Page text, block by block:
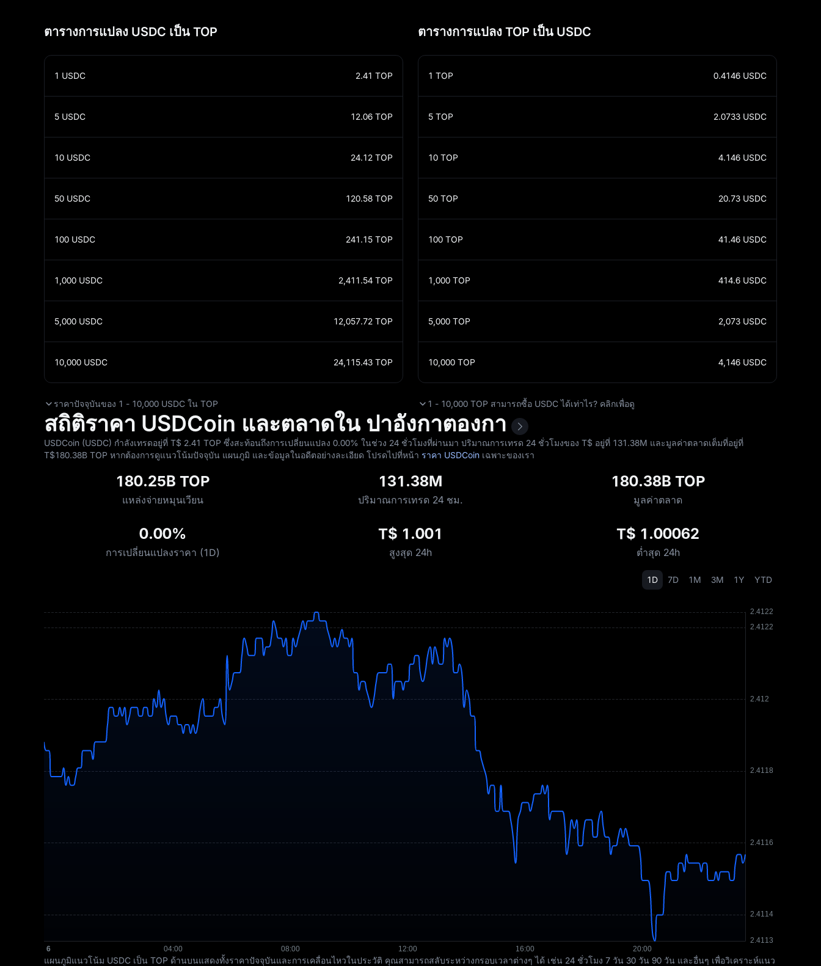
ตารางการแปลง USDC เป็น TOP ตารางการแปลง TOP เป็น USDC
1 USDC 2.41 TOP
5 USDC 12.06 TOP
10 USDC 24.12 TOP
50 USDC 120.58 TOP
100 USDC 241.15 TOP
1,000 USDC 2,411.54 TOP
5,000 USDC 12,057.72 TOP
10,000 USDC 24,115.43 TOP
1 TOP 0.4146 USDC
5 TOP 2.0733 USDC
10 TOP 4.146 USDC
50 TOP 20.73 USDC
100 TOP 41.46 USDC
1,000 TOP 414.6 USDC
5,000 TOP 2,073 USDC
10,000 TOP 4,146 USDC
ราคาปัจจุบันของ 1 - 10,000 USDC ใน TOP 1 - 10,000 TOP สามารถซื้อ USDC ได้เท่าไร? คลิกเพื่อดู
สถิติราคา USDCoin และตลาดใน ปาอังกาตองกา
USDCoin (USDC) กำลังเทรดอยู่ที่ T$‎ 2.41 TOP ซึ่งสะท้อนถึงการเปลี่ยนแปลง 0.00% ในช่วง 24 ชั่วโมงที่ผ่านมา ปริมาณการเทรด 24 ชั่วโมงของ T$ อยู่ที่ ‎131.38M และมูลค่าตลาดเต็มที่อยู่ที่
T$‎180.38B TOP หากต้องการดูแนวโน้มปัจจุบัน แผนภูมิ และข้อมูลในอดีตอย่างละเอียด โปรดไปที่หน้า ราคา USDCoin เฉพาะของเรา
180.25B TOP
แหล่งจ่ายหมุนเวียน
131.38M
ปริมาณการเทรด 24 ชม.
180.38B TOP
มูลค่าตลาด
0.00%
การเปลี่ยนแปลงราคา (1D)
T$ 1.001
สูงสุด 24h
T$ 1.00062
ต่ำสุด 24h
1D 7D 1M 3M 1Y YTD
แผนภูมิแนวโน้ม USDC เป็น TOP ด้านบนแสดงทั้งราคาปัจจุบันและการเคลื่อนไหวในประวัติ คุณสามารถสลับระหว่างกรอบเวลาต่างๆ ได้ เช่น 24 ชั่วโมง 7 วัน 30 วัน 90 วัน และอื่นๆ เพื่อวิเคราะห์แนว